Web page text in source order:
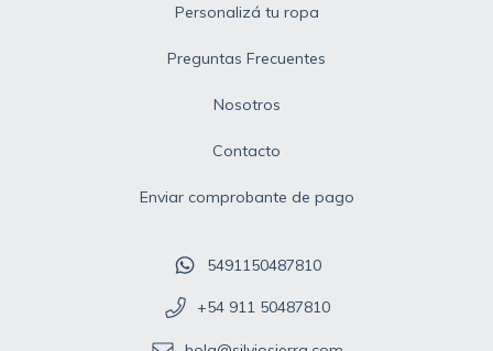
Personalizá tu ropa
Preguntas Frecuentes
Nosotros
Contacto
Enviar comprobante de pago
5491150487810
+54 911 50487810